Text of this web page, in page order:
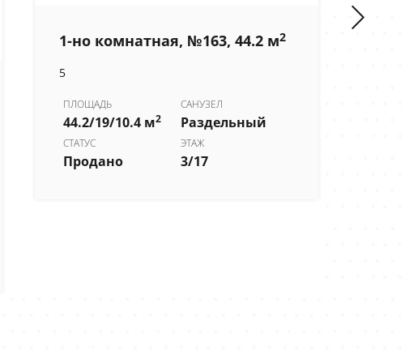
1-но комнатная, №163, 44.2 м2
5
ПЛОЩАДЬ
44.2/19/10.4 м2
САНУЗЕЛ
Раздельный
СТАТУС
Продано
ЭТАЖ
3/17